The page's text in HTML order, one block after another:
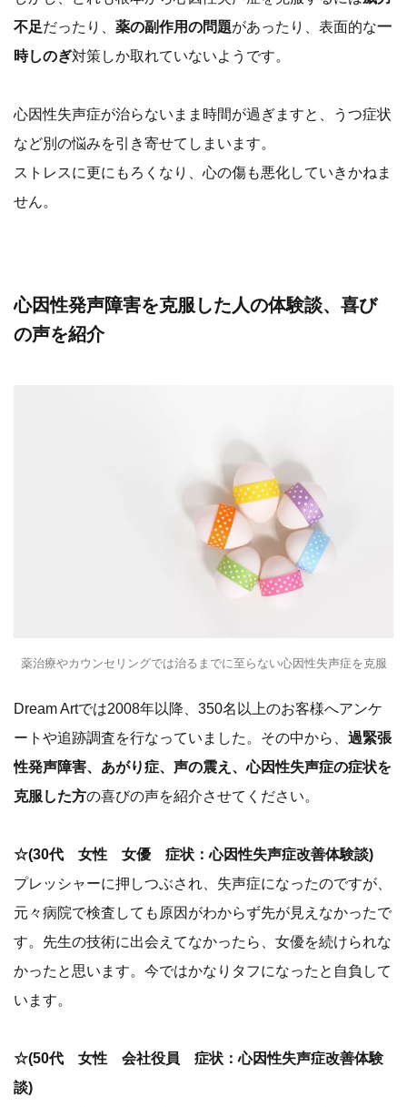
不足だったり、 薬の副作用の問題があったり、表面的な一
時しのぎ対策しか取れていないようです。
心因性失声症が治らないまま時間が過ぎますと、うつ症状
など別の悩みを引き寄せてしまいます。
ストレスに更にもろくなり、心の傷も悪化していきかねま
せん。
心因性発声障害を克服した人の体験談、喜び
の声を紹介
薬治療やカウンセリングでは治るまでに至らない心因性失声症を克服
Dream Artでは2008年以降、350名以上のお客様へアンケ
ートや追跡調査を行なっていました。その中から、 過緊張
性発声障害、あがり症、声の震え、心因性失声症の症状を
克服した方の喜びの声を紹介させてください。
☆(30代 女性 女優 症状：心因性失声症改善体験談)
プレッシャーに押しつぶされ、失声症になったのですが、
元々病院で検査しても原因がわからず先が見えなかったで
す。先生の技術に出会えてなかったら、女優を続けられな
かったと思います。今ではかなりタフになったと自負して
います。
☆(50代 女性 会社役員 症状：心因性失声症改善体験
談)